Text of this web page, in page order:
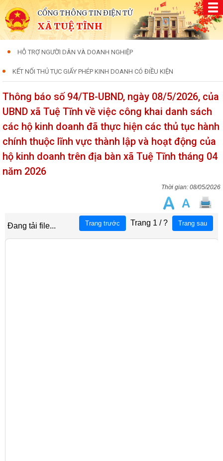
CỔNG THÔNG TIN ĐIỆN TỬ
XÃ TUỆ TĨNH
HỖ TRỢ NGƯỜI DÂN VÀ DOANH NGHIỆP
KẾT NỐI THỦ TỤC GIẤY PHÉP KINH DOANH CÓ ĐIỀU KIỆN
Thông báo số 94/TB-UBND, ngày 08/5/2026, của
UBND xã Tuệ Tĩnh về việc công khai danh sách
các hộ kinh doanh đã thực hiện các thủ tục hành
chính thuộc lĩnh vực thành lập và hoạt động của
hộ kinh doanh trên địa bàn xã Tuệ Tĩnh tháng 04
năm 2026
08/05/2026